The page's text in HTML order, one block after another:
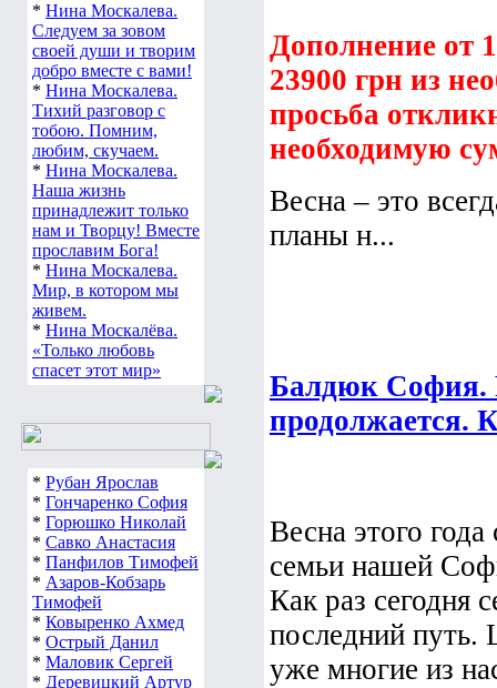
* Нина Москалева.
Следуем за зовом
своей души и творим
добро вместе с вами!
* Нина Москалева.
Тихий разговор с
тобою. Помним,
любим, скучаем.
* Нина Москалева.
Наша жизнь
принадлежит только
нам и Творцу! Вместе
прославим Бога!
* Нина Москалева.
Мир, в котором мы
живем.
* Нина Москалёва.
«Только любовь
спасет этот мир»
* Рубан Ярослав
* Гончаренко София
* Горюшко Николай
* Савко Анастасия
* Панфилов Тимофей
* Азаров-Кобзарь
Тимофей
* Ковыренко Ахмед
* Острый Данил
* Маловик Сергей
* Деревицкий Артур
Дополнение от
23900 грн из
просьба
необходимую
Весна – это
планы н...
Балдюк София.
продолжается.
Весна этого
семьи нашей
Как раз сегодня
последний путь.
уже многие из